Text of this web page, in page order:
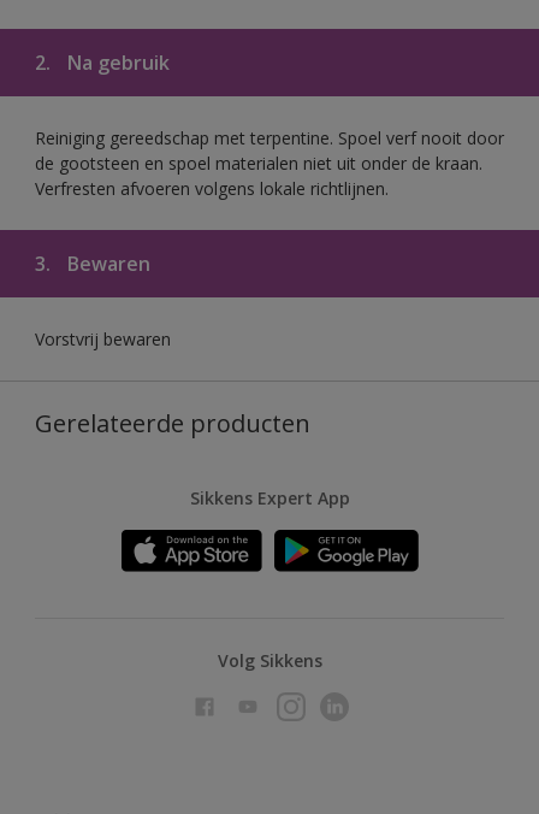
2. Na gebruik
Reiniging gereedschap met terpentine. Spoel verf nooit door
de gootsteen en spoel materialen niet uit onder de kraan.
Verfresten afvoeren volgens lokale richtlijnen.
3. Bewaren
Vorstvrij bewaren
Gerelateerde producten
Sikkens Expert App
Volg Sikkens